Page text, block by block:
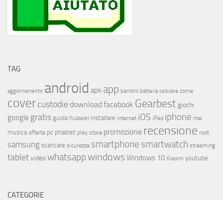
TAG
aggiornamento android apk app bambini batteria cellulare come
covercustodie download facebook Gearbest giochi
google gratis guida huawei installare internet iOS iPad iphone mac
musica offerta pc phablet play store promozione recensione root
samsungscaricare sicurezza smartphone smartwatch streaming
tabletvideowhatsappwindowsWindows 10 Xiaomi youtube
CATEGORIE